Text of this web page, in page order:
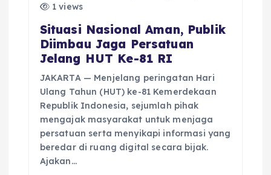
1 views
Situasi Nasional Aman, Publik
Diimbau Jaga Persatuan
Jelang HUT Ke-81 RI
JAKARTA — Menjelang peringatan Hari
Ulang Tahun (HUT) ke-81 Kemerdekaan
Republik Indonesia, sejumlah pihak
mengajak masyarakat untuk menjaga
persatuan serta menyikapi informasi yang
beredar di ruang digital secara bijak.
Ajakan…